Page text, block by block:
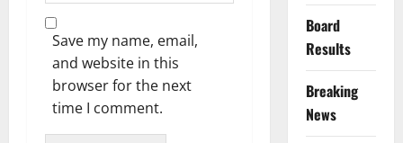
Save my name, email,
and website in this
browser for the next
time I comment.
Board
Results
Breaking
News